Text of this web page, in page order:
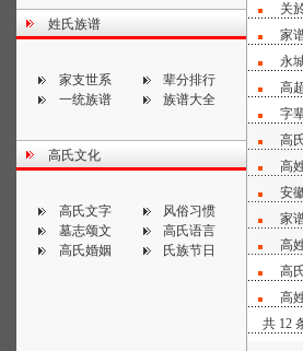
姓氏族谱
家支世系
辈分排行
一统族谱
族谱大全
高氏文化
高氏文字
风俗习惯
墓志颂文
高氏语言
高氏婚姻
氏族节日
关
家
永
高
字
高
高
安
家
高
高
高
共 12